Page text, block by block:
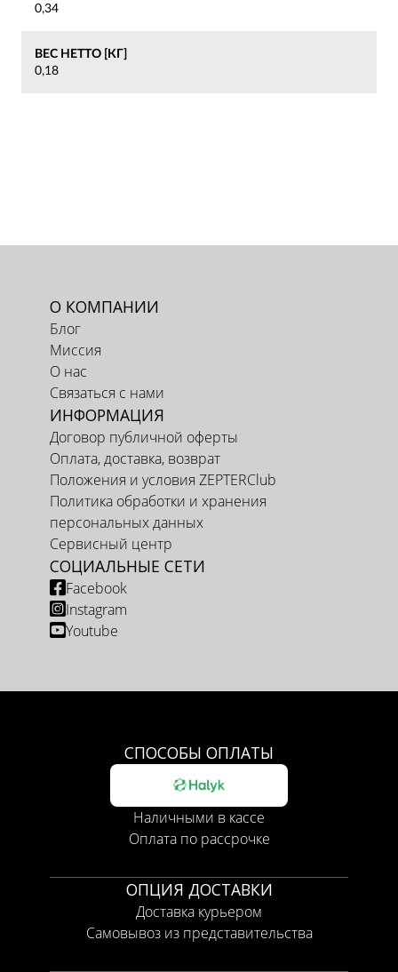
0,34
ВЕС НЕТТО [КГ]
0,18
О КОМПАНИИ
Блог
Миссия
О нас
Связаться с нами
ИНФОРМАЦИЯ
Договор публичной оферты
Оплата, доставка, возврат
Положения и условия ZEPTERClub
Политика обработки и хранения
персональных данных
Сервисный центр
СОЦИАЛЬНЫЕ СЕТИ
Facebook
Instagram
Youtube
СПОСОБЫ ОПЛАТЫ
Наличными в кассе
Оплата по рассрочке
ОПЦИЯ ДОСТАВКИ
Доставка курьером
Самовывоз из представительства